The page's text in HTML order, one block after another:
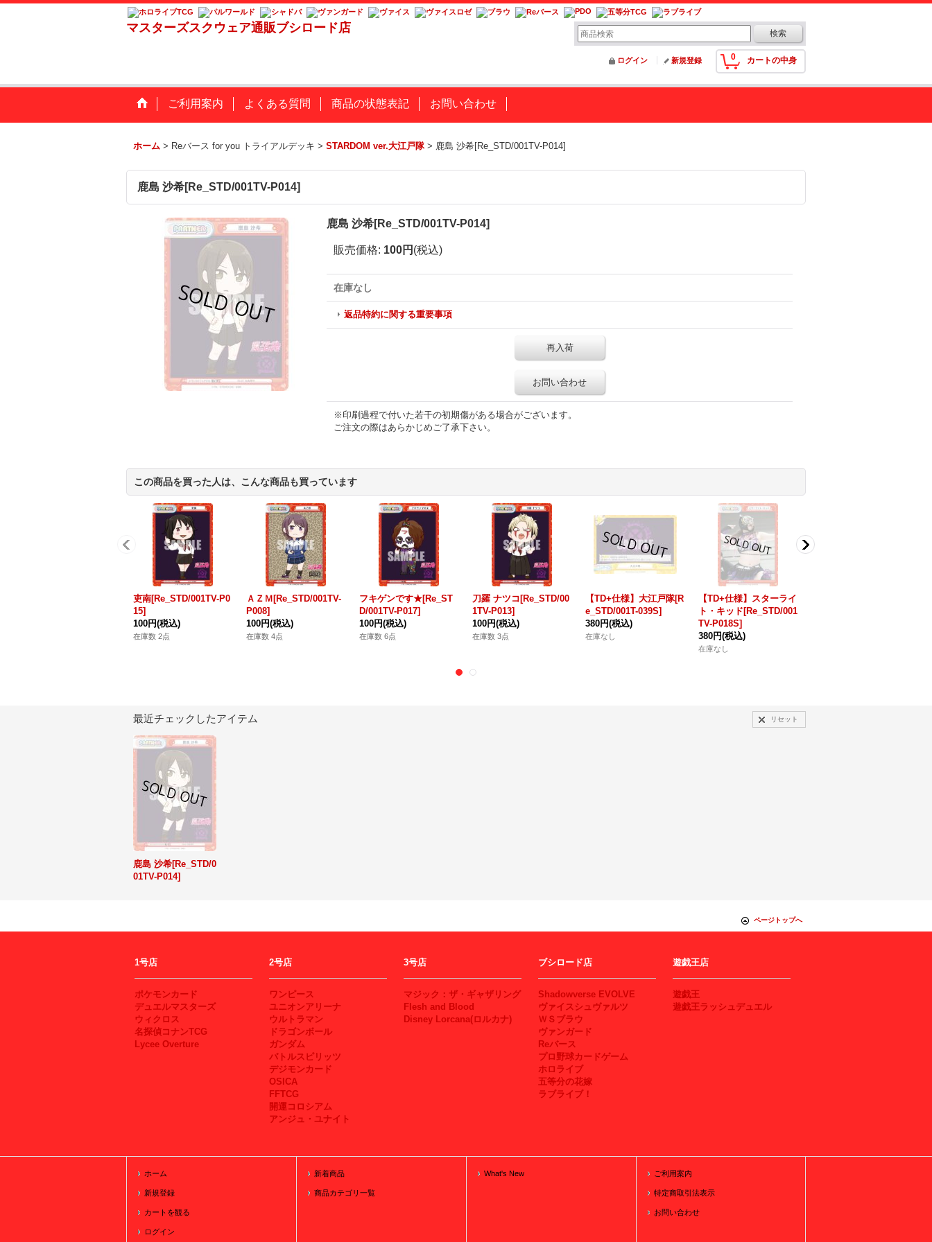
マスターズスクウェア通販ブシロード店
0 カートの中身
ログイン 新規登録
ご利用案内 よくある質問 商品の状態表記 お問い合わせ
ホーム > Reバース for you トライアルデッキ > STARDOM ver.大江戸隊 > 鹿島 沙希[Re_STD/001TV-P014]
鹿島 沙希[Re_STD/001TV-P014]
鹿島 沙希[Re_STD/001TV-P014]
販売価格: 100円 (税込)
在庫なし
返品特約に関する重要事項
再入荷
お問い合わせ
※印刷過程で付いた若干の初期傷がある場合がございます。
ご注文の際はあらかじめご了承下さい。
この商品を買った人は、こんな商品も買っています
吏南[Re_STD/001TV-P0
15]
100円(税込)
在庫数 2点
ＡＺＭ[Re_STD/001TV-
P008]
100円(税込)
在庫数 4点
フキゲンです★[Re_ST
D/001TV-P017]
100円(税込)
在庫数 6点
刀羅 ナツコ[Re_STD/00
1TV-P013]
100円(税込)
在庫数 3点
【TD+仕様】大江戸隊[R
e_STD/001T-039S]
380円(税込)
在庫なし
【TD+仕様】スターライ
ト・キッド[Re_STD/001
TV-P018S]
380円(税込)
在庫なし
最近チェックしたアイテム リセット
鹿島 沙希[Re_STD/0
01TV-P014]
ページトップへ
1号店
ポケモンカード
デュエルマスターズ
ウィクロス
名探偵コナンTCG
Lycee Overture
2号店
ワンピース
ユニオンアリーナ
ウルトラマン
ドラゴンボール
ガンダム
バトルスピリッツ
デジモンカード
OSICA
FFTCG
開運コロシアム
アンジュ・ユナイト
3号店
マジック：ザ・ギャザリング
Flesh and Blood
Disney Lorcana(ロルカナ)
ブシロード店
Shadowverse EVOLVE
ヴァイスシュヴァルツ
ＷＳブラウ
ヴァンガード
Reバース
プロ野球カードゲーム
ホロライブ
五等分の花嫁
ラブライブ！
遊戯王店
遊戯王
遊戯王ラッシュデュエル
ホーム
新規登録
カートを観る
ログイン
新着商品
商品カテゴリ一覧
What's New ご利用案内
特定商取引法表示
お問い合わせ